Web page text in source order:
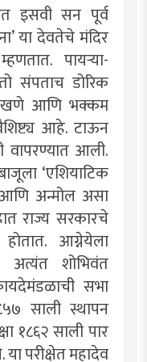
इसवी सन पूर्व
या देवतेचे मंदिर
पायर्‍या-
संपताच डोरिक
आणि भक्कम
आहे. टाऊन
वापरण्यात आली.
‘एशियाटिक
अन्मोल असा
राज्य सरकारचे
आग्नेयेला
अत्यंत शोभिवंत
सभा
साली स्थापन
१८६२ साली पार
या परीक्षेत महादेव